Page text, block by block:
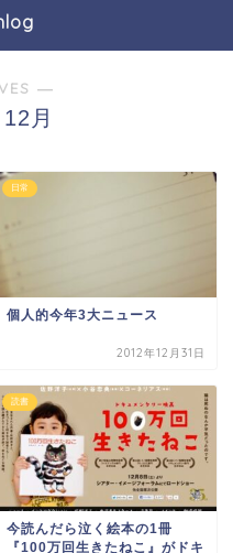
―
月
日常
個人的今年3大ニュース
2012年12月31日
読書
今読んだら泣く絵本の1冊
『100万回生きたねこ』がドキ